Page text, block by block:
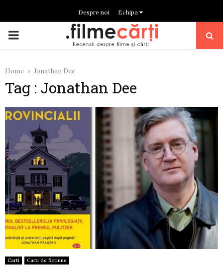
Despre noi Echipa
PRIMARY
Home Jonathan Dee
Tag : Jonathan Dee
Carti Carti de fictiune